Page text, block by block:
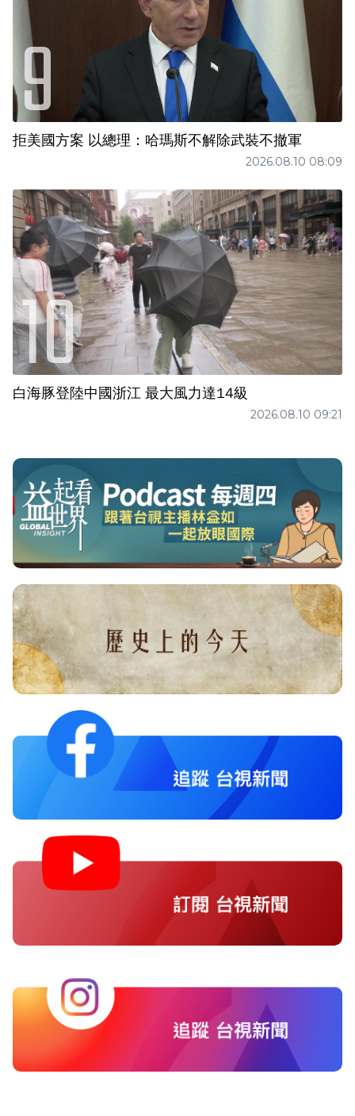
拒美國方案 以總理：哈瑪斯不解除武裝不撤軍
2026.08.10 08:09
白海豚登陸中國浙江 最大風力達14級
2026.08.10 09:21